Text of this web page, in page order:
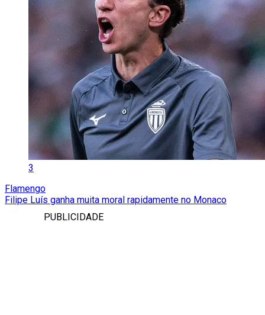
3
Flamengo
Filipe Luís ganha muita moral rapidamente no Monaco
PUBLICIDADE